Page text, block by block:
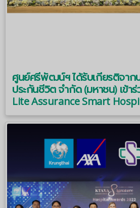
ศูนย์ศรีพัฒน์ฯ ได้รับเกียรติจาก
ประกันชีวิต จำกัด (มหาชน) เข้า
Lite Assurance Smart